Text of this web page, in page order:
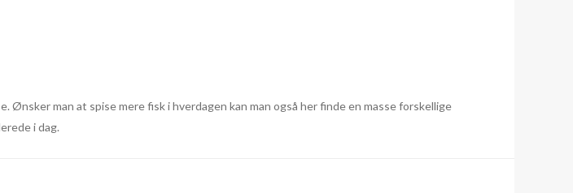
man at spise mere fisk i hverdagen kan man også her finde en masse forskellige
i dag.